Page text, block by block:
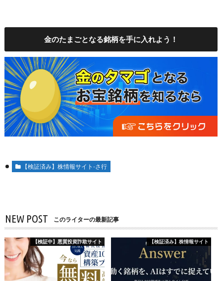
金のたまごとなる銘柄を手に入れよう！
【検証済み】株情報サイト-さ行
NEW POST このライターの最新記事
【検証中】悪質投資詐欺サイト 【検証済み】株情報サイト